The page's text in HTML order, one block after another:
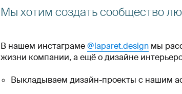
Мы хотим создать сообщество
В нашем инстаграме@laparet.design мы
жизни компании, а ещё о дизайне
Выкладываем дизайн-проекты с нашим